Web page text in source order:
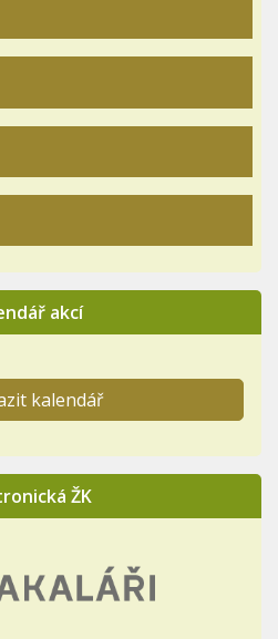
akcí
kalendář
ŽK